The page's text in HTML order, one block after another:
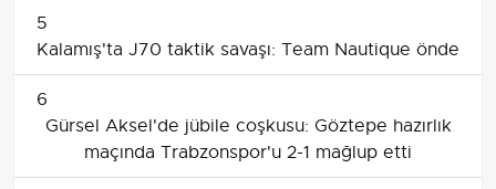
5
Kalamış'ta J70 taktik savaşı: Team Nautique önde
6
Gürsel Aksel'de jübile coşkusu: Göztepe hazırlık
maçında Trabzonspor'u 2-1 mağlup etti